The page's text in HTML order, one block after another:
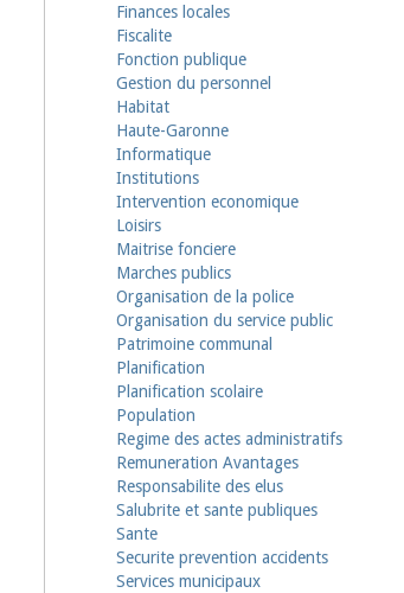
Finances locales
Fiscalite
Fonction publique
Gestion du personnel
Habitat
Haute-Garonne
Informatique
Institutions
Intervention economique
Loisirs
Maitrise fonciere
Marches publics
Organisation de la police
Organisation du service public
Patrimoine communal
Planification
Planification scolaire
Population
Regime des actes administratifs
Remuneration Avantages
Responsabilite des elus
Salubrite et sante publiques
Sante
Securite prevention accidents
Services municipaux